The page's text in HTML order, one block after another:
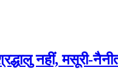
नहीं, मसूरी-